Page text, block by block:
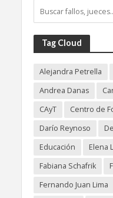
Tag Cloud
Alejandra Petrella
Andrea Danas
CAyT
Centro de
Darío Reynoso
Educación
Elena
Fabiana Schafrik
Fernando Juan Lima